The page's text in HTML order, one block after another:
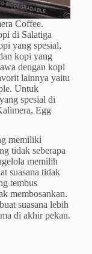
Coffee.
di Salatiga
yang spesial,
kopi yang
dengan kopi
lainnya yaitu
Untuk
spesial di
Egg
memiliki
tidak seberapa
memilih
suasana tidak
tembus
membosankan.
suasana lebih
di akhir pekan.